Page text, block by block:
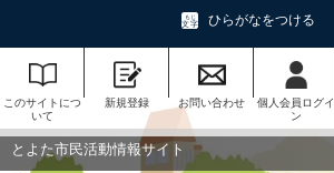
ひらがなをつける
このサイトにつ
いて
新規登録 お問い合わせ
個人会員ログイ
ン
とよた市民活動情報サイト